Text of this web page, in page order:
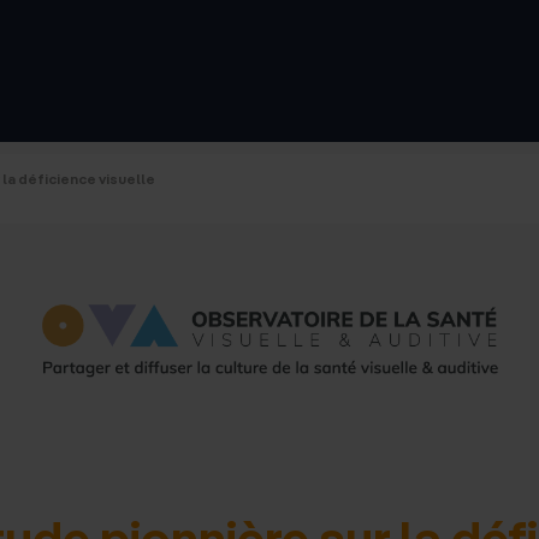
la déficience visuelle